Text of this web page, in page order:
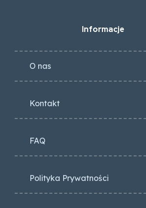
Informacje
O nas
Kontakt
FAQ
Polityka Prywatności